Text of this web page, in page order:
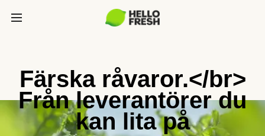
Färska råvaror.</br>
Från leverantörer du
kan lita på